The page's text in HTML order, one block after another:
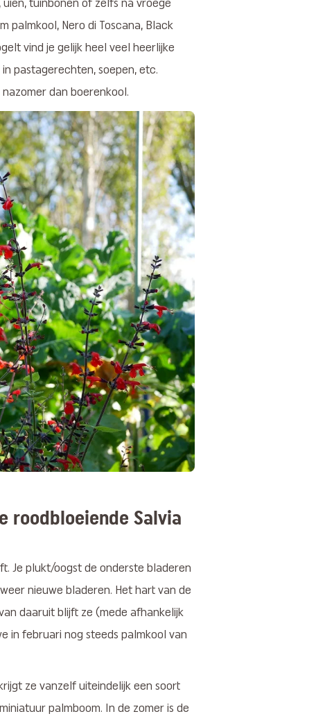
tuinbonen of zelfs na vroege
palmkool, Nero di Toscana, Black
vind je gelijk heel veel heerlijke
pastagerechten, soepen, etc.
dan boerenkool.
roodbloeiende Salvia
Je plukt/oogst de onderste bladeren
nieuwe bladeren. Het hart van de
daaruit blijft ze (mede afhankelijk
in februari nog steeds palmkool van
ze vanzelf uiteindelijk een soort
palmboom. In de zomer is de